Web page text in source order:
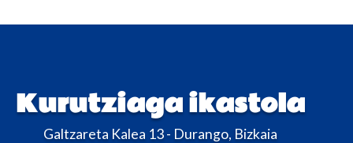
Kurutziaga ikastola
Galtzareta Kalea 13 - Durango, Bizkaia